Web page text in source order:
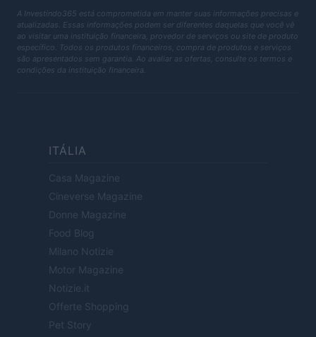
A Investindo365 está comprometida em manter suas informações precisas e
atualizadas. Essas informações podem ser diferentes daquelas que você vê
ao visitar uma instituição financeira, provedor de serviços ou site de produto
específico. Todos os produtos financeiros, compra de produtos e serviços
são apresentados sem garantia. Ao avaliar as ofertas, consulte os termos e
condições da instituição financeira.
ITÁLIA
Casa Magazine
Cineverse Magazine
Donne Magazine
Food Blog
Milano Notizie
Motor Magazine
Notizie.it
Offerte Shopping
Pet Story